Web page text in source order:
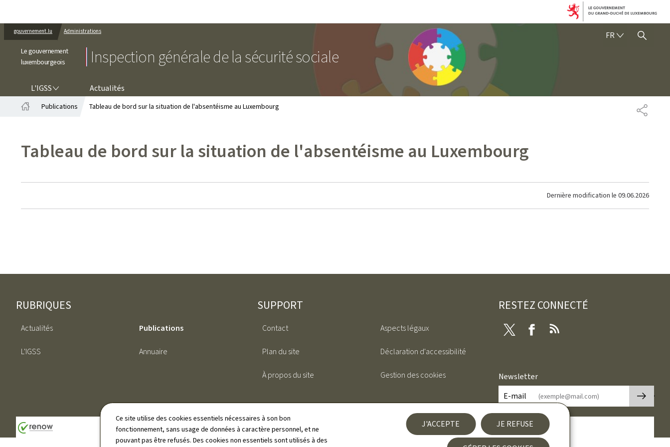
Ce site utilise des cookies essentiels nécessaires à son bon
fonctionnement, sans usage de données à caractère personnel, et ne
pouvant pas être refusés. Des cookies non essentiels sont utilisés à des
J'ACCEPTE JE REFUSE
gouvernement.lu Administrations
Le gouvernement
luxembourgeois
Inspection générale de la sécurité sociale
FR FRANÇAIS
AFFICHER / MASQUER
L'IGSS
Actualités
Publications Tableau de bord sur la situation de l'absentéisme au Luxembourg
Tableau de bord sur la situation de l'absentéisme au Luxembourg
Dernière modification le 09.06.2026
Pied
de
RUBRIQUES
Actualités
L'IGSS
Publications
Annuaire
SUPPORT
Contact
Plan du site
À propos du site
Aspects légaux
Déclaration d'accessibilité
Gestion des cookies
RESTEZ CONNECTÉ
Twitter Facebook
Newsletter
E-mail
🡒